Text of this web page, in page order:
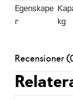
Egenskape
r
kg
Recensioner